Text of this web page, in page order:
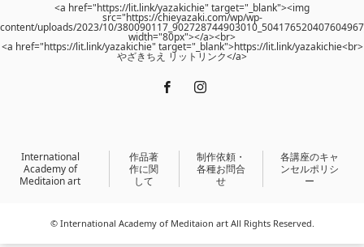
<a href="https://lit.link/yazakichie" target="_blank"><img
src="https://chieyazaki.com/wp/wp-
content/uploads/2023/10/
width="80px"></a><br>
<a href="https://lit.link/yazakichie" target="_blank">https://lit.link/yazakichie<br>
やざきちえ リットリンク</a>
Facebook
International
Academy of
Meditaion art
作品著
作に関
して
制作依頼・
各種お問合
せ
各講座のキャ
ンセルポリシ
ー
© International Academy of Meditaion art All Rights Reserved.